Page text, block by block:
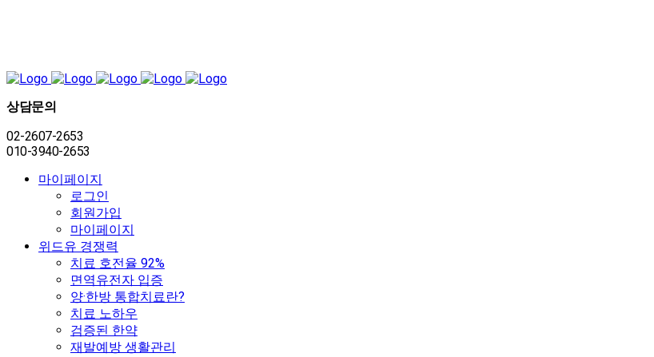
상담문의
02-2607-2653
010-3940-2653
마이페이지
로그인
회원가입
마이페이지
위드유 경쟁력
치료 호전율 92%
면역유전자 입증
양·한방 통합치료란?
치료 노하우
검증된 한약
재발예방 생활관리